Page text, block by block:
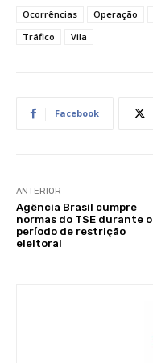
Ocorrências
Operação
Tráfico
Vila
Facebook
ANTERIOR
Agência Brasil cumpre
normas do TSE durante o
período de restrição
eleitoral